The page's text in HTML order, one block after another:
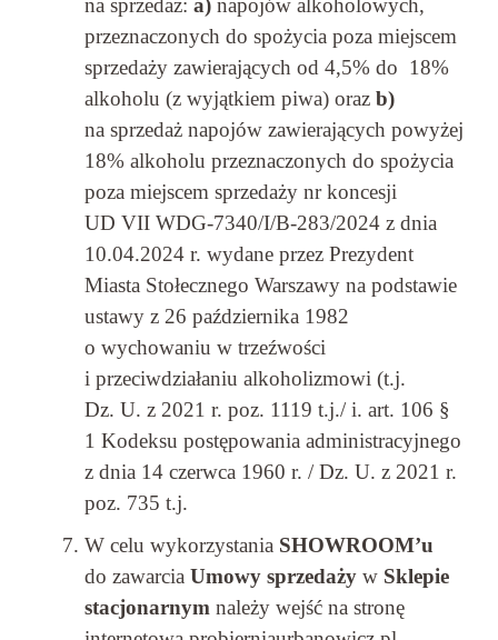
na sprzedaż: a) napojów alkoholowych,
przeznaczonych do spożycia poza miejscem
sprzedaży zawierających od 4,5% do 18%
alkoholu (z wyjątkiem piwa) oraz b)
na sprzedaż napojów zawierających powyżej
18% alkoholu przeznaczonych do spożycia
poza miejscem sprzedaży nr koncesji
UD VII WDG-7340/I/B-283/2024 z dnia
10.04.2024 r. wydane przez Prezydent
Miasta Stołecznego Warszawy na podstawie
ustawy z 26 października 1982
o wychowaniu w trzeźwości
i przeciwdziałaniu alkoholizmowi (t.j.
Dz. U. z 2021 r. poz. 1119 t.j./ i. art. 106 §
1 Kodeksu postępowania administracyjnego
z dnia 14 czerwca 1960 r. / Dz. U. z 2021 r.
poz. 735 t.j.
W celu wykorzystania SHOWROOM’u
do zawarcia Umowy sprzedaży w Sklepie
stacjonarnym należy wejść na stronę